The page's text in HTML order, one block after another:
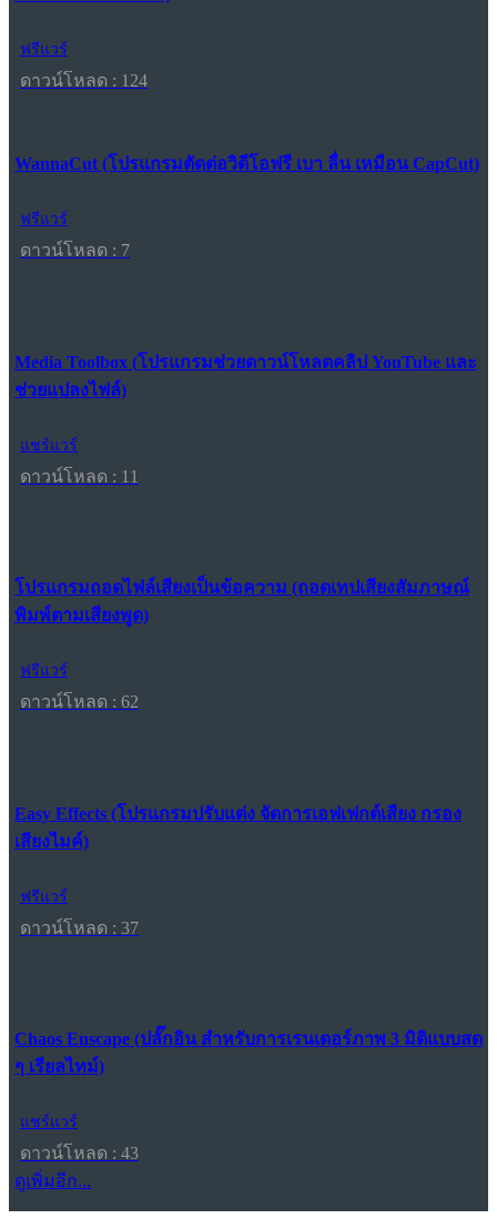
ฟรีแวร์
ดาวน์โหลด : 124
WannaCut (โปรแกรมตัดต่อวิดีโอฟรี เบา ลื่น เหมือน CapCut)
ฟรีแวร์
ดาวน์โหลด : 7
Media Toolbox (โปรแกรมช่วยดาวน์โหลดคลิป YouTube และ
ช่วยแปลงไฟล์)
แชร์แวร์
ดาวน์โหลด : 11
โปรแกรมถอดไฟล์เสียงเป็นข้อความ (ถอดเทปเสียงสัมภาษณ์
พิมพ์ตามเสียงพูด)
ฟรีแวร์
ดาวน์โหลด : 62
Easy Effects (โปรแกรมปรับแต่ง จัดการเอฟเฟกต์เสียง กรอง
เสียงไมค์)
ฟรีแวร์
ดาวน์โหลด : 37
Chaos Enscape (ปลั๊กอิน สำหรับการเรนเดอร์ภาพ 3 มิติแบบสด
ๆ เรียลไทม์)
แชร์แวร์
ดาวน์โหลด : 43
ดูเพิ่มอีก...